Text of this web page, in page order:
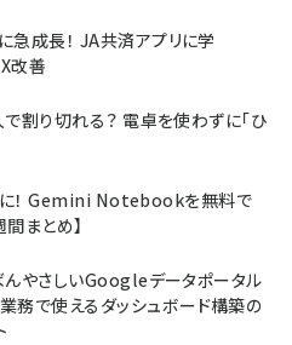
急成長！ JA共済アプリに学
改善
割り切れる？ 電卓を使わずに「ひ
！ Gemini Notebookを無料で
まとめ】
やさしいGoogleデータポータル
務で使えるダッシュボード構築の